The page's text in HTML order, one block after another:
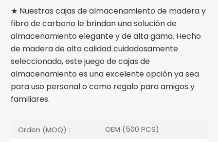
★ Nuestras cajas de almacenamiento de madera y
fibra de carbono le brindan una solución de
almacenamiento elegante y de alta gama. Hecho
de madera de alta calidad cuidadosamente
seleccionada, este juego de cajas de
almacenamiento es una excelente opción ya sea
para uso personal o como regalo para amigos y
familiares.
Orden (MOQ) :
OEM (500 PCS)